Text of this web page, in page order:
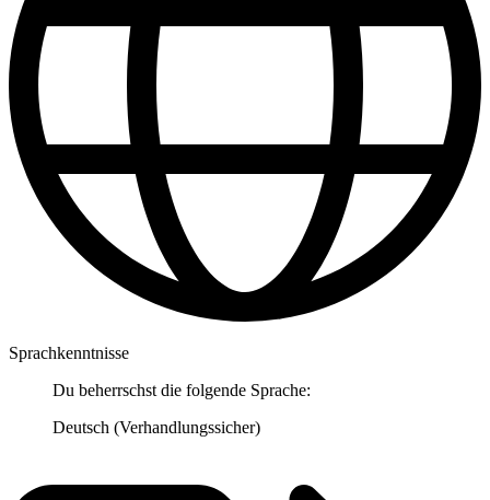
Sprachkenntnisse
Du beherrschst die folgende Sprache:
Deutsch (Verhandlungssicher)